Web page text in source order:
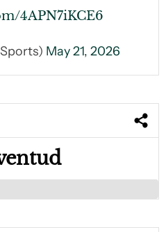
4APN7iKCE6
May 21, 2026